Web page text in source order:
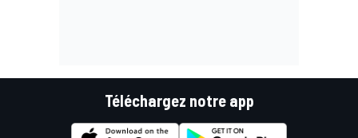
Téléchargez notre app